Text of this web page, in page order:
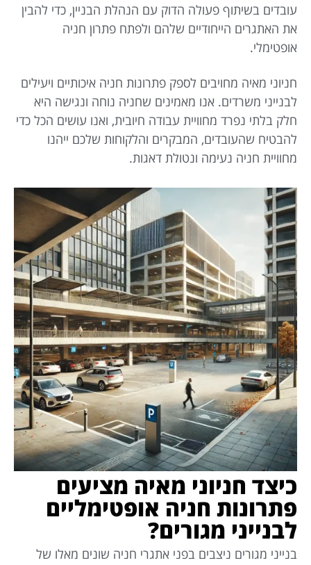
עובדים בשיתוף פעולה הדוק עם הנהלת הבניין, כדי להבין
את האתגרים הייחודיים שלהם ולפתח פתרון חניה
אופטימלי.
חניוני מאיה מחויבים לספק פתרונות חניה איכותיים ויעילים
לבנייני משרדים. אנו מאמינים שחניה נוחה ונגישה היא
חלק בלתי נפרד מחוויית עבודה חיובית, ואנו עושים הכל כדי
להבטיח שהעובדים, המבקרים והלקוחות שלכם ייהנו
מחוויית חניה נעימה ונטולת דאגות.
כיצד חניוני מאיה מציעים
פתרונות חניה אופטימליים
לבנייני מגורים?
בנייני מגורים ניצבים בפני אתגרי חניה שונים מאלו של